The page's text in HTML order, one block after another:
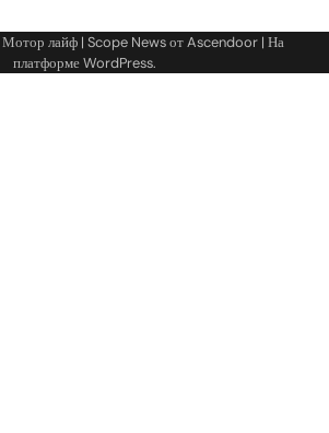
Мотор лайф | Scope News отAscendoor | На
платформеWordPress.